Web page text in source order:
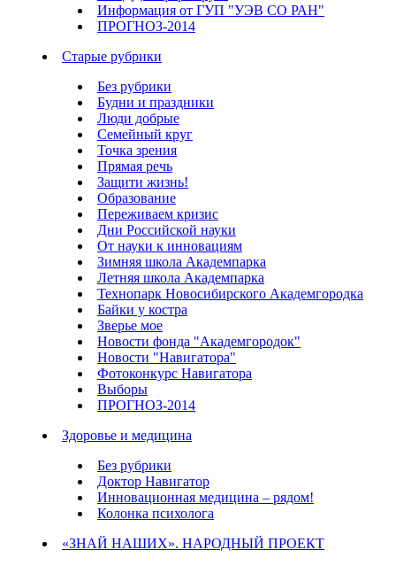
Информация от ГУП "УЭВ СО РАН"
ПРОГНОЗ-2014
Старые рубрики
Без рубрики
Будни и праздники
Люди добрые
Семейный круг
Точка зрения
Прямая речь
Защити жизнь!
Образование
Переживаем кризис
Дни Российской науки
От науки к инновациям
Зимняя школа Академпарка
Летняя школа Академпарка
Технопарк Новосибирского Академгородка
Байки у костра
Зверье мое
Новости фонда "Академгородок"
Новости "Навигатора"
Фотоконкурс Навигатора
Выборы
ПРОГНОЗ-2014
Здоровье и медицина
Без рубрики
Доктор Навигатор
Инновационная медицина – рядом!
Колонка психолога
«ЗНАЙ НАШИХ». НАРОДНЫЙ ПРОЕКТ